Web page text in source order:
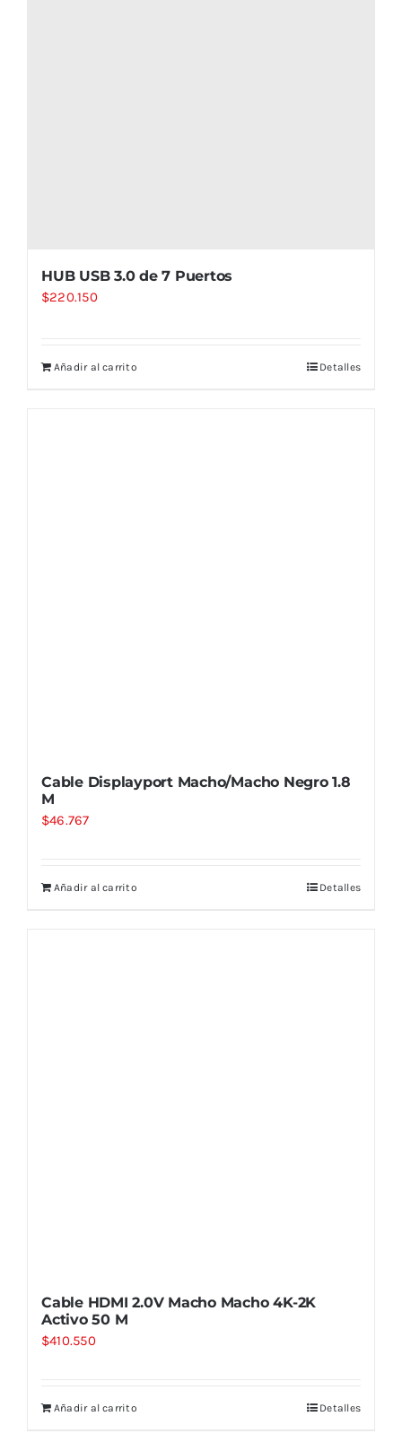
HUB USB 3.0 de 7 Puertos
$220.150
Añadir al carrito Detalles
Cable Displayport Macho/Macho Negro 1.8
M
$46.767
Añadir al carrito Detalles
Cable HDMI 2.0V Macho Macho 4K-2K
Activo 50 M
$410.550
Añadir al carrito Detalles